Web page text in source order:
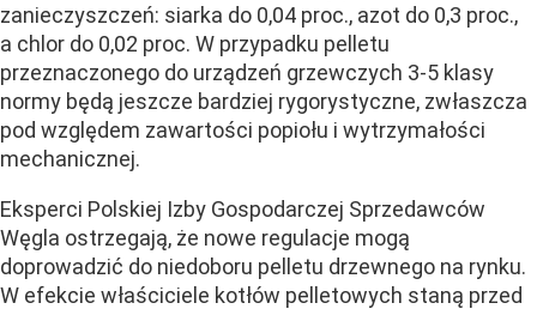
zanieczyszczeń: siarka do 0,04 proc., azot do 0,3 proc.,
a chlor do 0,02 proc. W przypadku pelletu
przeznaczonego do urządzeń grzewczych 3-5 klasy
normy będą jeszcze bardziej rygorystyczne, zwłaszcza
pod względem zawartości popiołu i wytrzymałości
mechanicznej.
Eksperci Polskiej Izby Gospodarczej Sprzedawców
Węgla ostrzegają, że nowe regulacje mogą
doprowadzić do niedoboru pelletu drzewnego na rynku.
W efekcie właściciele kotłów pelletowych staną przed